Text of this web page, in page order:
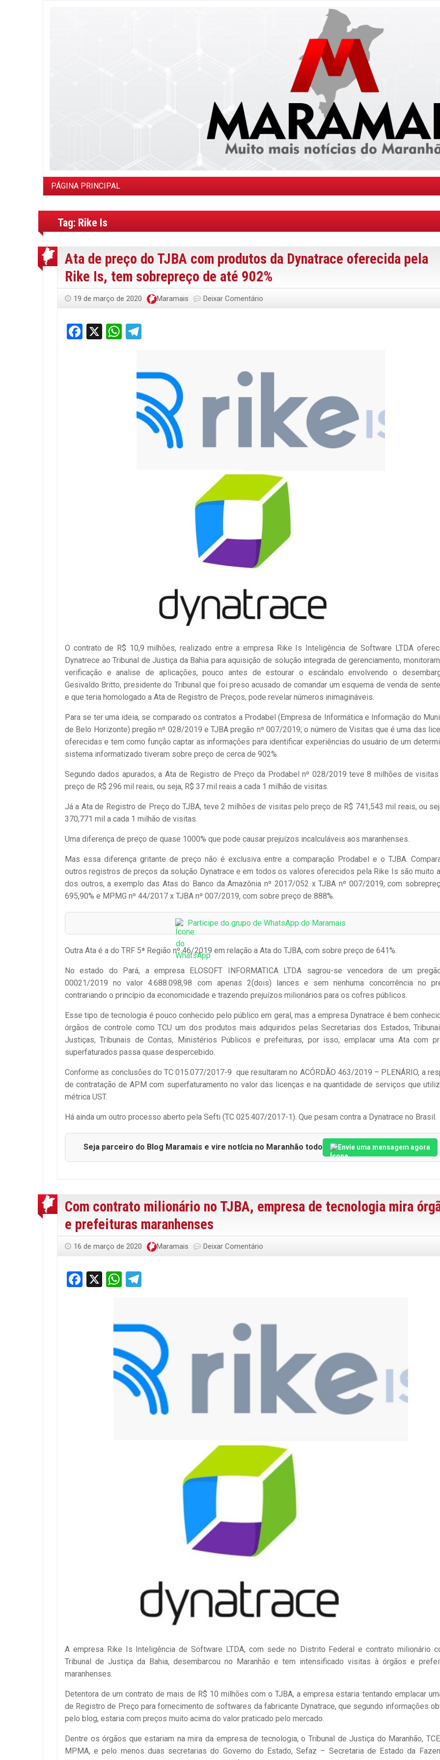
PÁGINA PRINCIPAL
Tag: Rike Is
Ata de preço do TJBA com produtos da Dynatrace oferecida pela
Rike Is, tem sobrepreço de até 902%
19 de março de 2020 Maramais Deixar Comentário
Facebook
X WhatsApp
O contrato de R$ 10,9 milhões, realizado entre a empresa Rike Is Inteligência de Software LTDA
Dynatrece ao Tribunal de Justiça da Bahia para aquisição de solução integrada de gerenciamento,
verificação e analise de aplicações, pouco antes de estourar o escândalo envolvendo o
Gesivaldo Britto, presidente do Tribunal que foi preso acusado de comandar um esquema de venda de
e que teria homologado a Ata de Registro de Preços, pode revelar números inimagináveis.
Para se ter uma ideia, se comparado os contratos a Prodabel (Empresa de Informática e Informação do
de Belo Horizonte) pregão nº 028/2019 e TJBA pregão nº 007/2019, o número de Visitas que é uma das
oferecidas e tem como função captar as informações para identificar experiências do usuário de um
sistema informatizado tiveram sobre preço de cerca de 902%.
Segundo dados apurados, a Ata de Registro de Preço da Prodabel nº 028/2019 teve 8 milhões de
preço de R$ 296 mil reais, ou seja, R$ 37 mil reais a cada 1 milhão de visitas.
Já a Ata de Registro de Preço do TJBA, teve 2 milhões de visitas pelo preço de R$ 741,543 mil reais, ou
370,771 mil a cada 1 milhão de visitas.
Uma diferença de preço de quase 1000% que pode causar prejuízos incalculáveis aos maranhenses.
Mas essa diferença gritante de preço não é exclusiva entre a comparação Prodabel e o TJBA.
outros registros de preços da solução Dynatrace e em todos os valores oferecidos pela Rike Is são muito
dos outros, a exemplo das Atas do Banco da Amazônia nº 2017/052 x TJBA nº 007/2019, com
695,90% e MPMG nº 44/2017 x TJBA nº 007/2019, com sobre preço de 888%.
Participe do grupo de WhatsApp do Maramais
Outra Ata é a do TRF 5ª Região nº 46/2019 em relação a Ata do TJBA, com sobre preço de 641%.
No estado do Pará, a empresa ELOSOFT INFORMATICA LTDA sagrou-se vencedora de um
00021/2019 no valor 4.688.098,98 com apenas 2(dois) lances e sem nenhuma concorrência no
contrariando o princípio da economicidade e trazendo prejuízos milionários para os cofres públicos.
Esse tipo de tecnologia é pouco conhecido pelo público em geral, mas a empresa Dynatrace é bem
órgãos de controle como TCU um dos produtos mais adquiridos pelas Secretarias dos Estados,
Justiças, Tribunais de Contas, Ministérios Públicos e prefeituras, por isso, emplacar uma Ata com
superfaturados passa quase despercebido.
Conforme as conclusões do TC 015.077/2017-9 que resultaram no ACÓRDÃO 463/2019 – PLENÁRIO, a
de contratação de APM com superfaturamento no valor das licenças e na quantidade de serviços que
métrica UST.
Há ainda um outro processo aberto pela Sefti (TC 025.407/2017-1). Que pesam contra a Dynatrace no Brasil.
Seja parceiro do Blog Maramais e vire notícia no Maranhão todo Envie uma mensagem agora
Com contrato milionário no TJBA, empresa de tecnologia mira
e prefeituras maranhenses
16 de março de 2020 Maramais Deixar Comentário
Facebook
X WhatsApp
A empresa Rike Is Inteligência de Software LTDA, com sede no Distrito Federal e contrato milionário
Tribunal de Justiça da Bahia, desembarcou no Maranhão e tem intensificado visitas à órgãos e
maranhenses.
Detentora de um contrato de mais de R$ 10 milhões com o TJBA, a empresa estaria tentando emplacar
de Registro de Preço para fornecimento de softwares da fabricante Dynatrace, que segundo informações
pelo blog, estaria com preços muito acima do valor praticado pelo mercado.
Dentre os órgãos que estariam na mira da empresa de tecnologia, o Tribunal de Justiça do Maranhão,
MPMA, e pelo menos duas secretarias do Governo do Estado, Sefaz – Secretaria de Estado da